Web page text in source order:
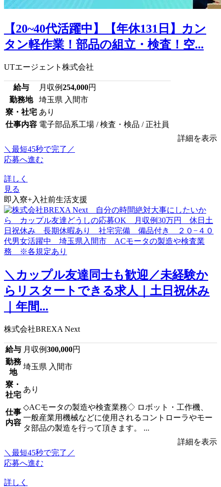
【20~40代活躍中】【年休131日】カン
タン軽作業！部品の組立・検査！空...
UTエージェント株式会社
給与 月収例254,000円
勤務地
埼玉県 入間市
寮・社宅 あり
仕事内容 電子部品系工場 / 検査・検品 / 正社員
詳細を表示
＼最短45秒で完了／
応募へ進む
詳しく
見る
即入寮+入社前生活支援
＼カップル友達同士も歓迎／未経験か
らリスタートできる求人｜土日祝休み
｜年間...
株式会社BREXA Next
給与 月収例300,000円
勤務
地
埼玉県 入間市
寮・
社宅
あり
仕事
内容
◇ACモータの製造や検査業務◇ ロボット・工作機、
一般産業用機械などに使用されるコントローラやモー
タ部品の製造を行って頂きます。 ...
詳細を表示
＼最短45秒で完了／
応募へ進む
詳しく